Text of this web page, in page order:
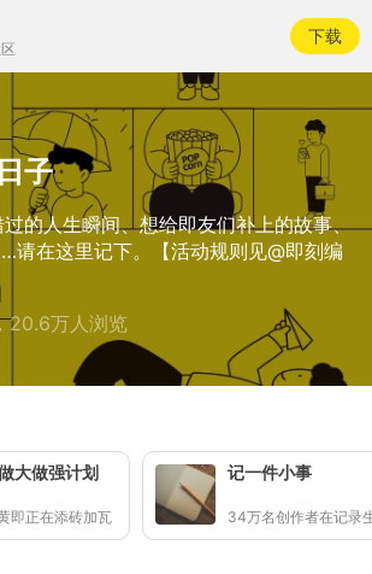
下载
子
的人生瞬间、想给即友们补上的故事、
请在这里记下。【活动规则见@即刻编
20.6万人浏览
大做强计划
即正在添砖加瓦
记一件小事
34万名创作者在记录